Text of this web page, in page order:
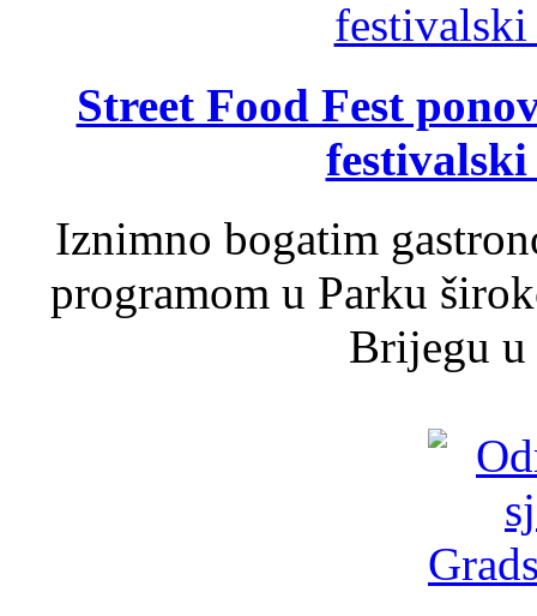
Street Food Fest
Iznimno bogatim
programom u Parku
Brijegu u